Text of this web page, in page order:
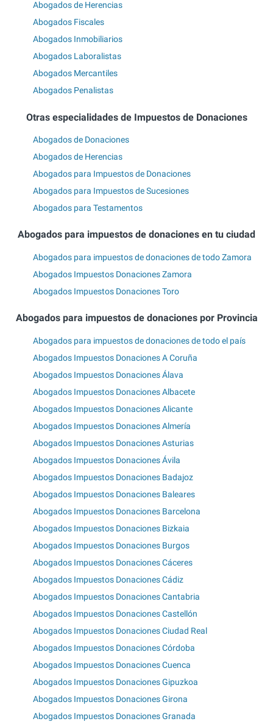
Abogados de Herencias
Abogados Fiscales
Abogados Inmobiliarios
Abogados Laboralistas
Abogados Mercantiles
Abogados Penalistas
Otras especialidades de Impuestos de Donaciones
Abogados de Donaciones
Abogados de Herencias
Abogados para Impuestos de Donaciones
Abogados para Impuestos de Sucesiones
Abogados para Testamentos
Abogados para impuestos de donaciones en tu ciudad
Abogados para impuestos de donaciones de todo Zamora
Abogados Impuestos Donaciones Zamora
Abogados Impuestos Donaciones Toro
Abogados para impuestos de donaciones por Provincia
Abogados para impuestos de donaciones de todo el país
Abogados Impuestos Donaciones A Coruña
Abogados Impuestos Donaciones Álava
Abogados Impuestos Donaciones Albacete
Abogados Impuestos Donaciones Alicante
Abogados Impuestos Donaciones Almería
Abogados Impuestos Donaciones Asturias
Abogados Impuestos Donaciones Ávila
Abogados Impuestos Donaciones Badajoz
Abogados Impuestos Donaciones Baleares
Abogados Impuestos Donaciones Barcelona
Abogados Impuestos Donaciones Bizkaia
Abogados Impuestos Donaciones Burgos
Abogados Impuestos Donaciones Cáceres
Abogados Impuestos Donaciones Cádiz
Abogados Impuestos Donaciones Cantabria
Abogados Impuestos Donaciones Castellón
Abogados Impuestos Donaciones Ciudad Real
Abogados Impuestos Donaciones Córdoba
Abogados Impuestos Donaciones Cuenca
Abogados Impuestos Donaciones Gipuzkoa
Abogados Impuestos Donaciones Girona
Abogados Impuestos Donaciones Granada